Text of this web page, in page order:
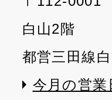
白山2階
都営三田線
今月の営業